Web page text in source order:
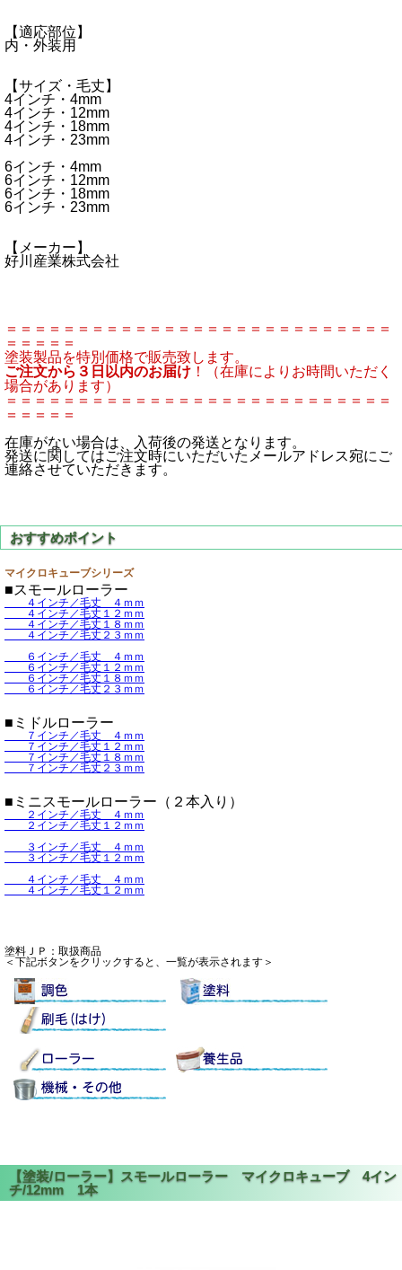
【適応部位】
内・外装用
【サイズ・毛丈】
4インチ・4mm
4インチ・12mm
4インチ・18mm
4インチ・23mm
6インチ・4mm
6インチ・12mm
6インチ・18mm
6インチ・23mm
【メーカー】
好川産業株式会社
＝＝＝＝＝＝＝＝＝＝＝＝＝＝＝＝＝＝＝＝＝＝＝＝＝＝＝
＝＝＝＝＝
塗装製品を特別価格で販売致します。
ご注文から３日以内のお届け ！（在庫によりお時間いただく
場合があります）
＝＝＝＝＝＝＝＝＝＝＝＝＝＝＝＝＝＝＝＝＝＝＝＝＝＝＝
＝＝＝＝＝
在庫がない場合は、入荷後の発送となります。
発送に関してはご注文時にいただいたメールアドレス宛にご
連絡させていただきます。
マイクロキューブシリーズ
■スモールローラー
４インチ／毛丈 ４ｍｍ
４インチ／毛丈１２ｍｍ
４インチ／毛丈１８ｍｍ
４インチ／毛丈２３ｍｍ
６インチ／毛丈 ４ｍｍ
６インチ／毛丈１２ｍｍ
６インチ／毛丈１８ｍｍ
６インチ／毛丈２３ｍｍ
■ミドルローラー
７インチ／毛丈 ４ｍｍ
７インチ／毛丈１２ｍｍ
７インチ／毛丈１８ｍｍ
７インチ／毛丈２３ｍｍ
■ミニスモールローラー（２本入り）
２インチ／毛丈 ４ｍｍ
２インチ／毛丈１２ｍｍ
３インチ／毛丈 ４ｍｍ
３インチ／毛丈１２ｍｍ
４インチ／毛丈 ４ｍｍ
４インチ／毛丈１２ｍｍ
塗料ＪＰ：取扱商品
＜下記ボタンをクリックすると、一覧が表示されます＞